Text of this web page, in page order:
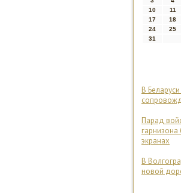
10
11
17
18
24
25
31
В
Парад
гарнизона
экранах
В
новой